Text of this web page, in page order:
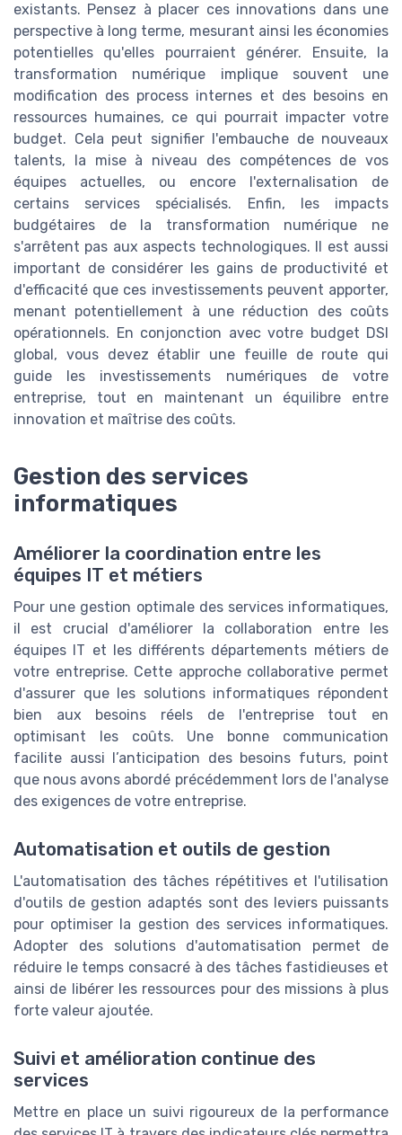
existants. Pensez à placer ces innovations dans une
perspective à long terme, mesurant ainsi les économies
potentielles qu'elles pourraient générer. Ensuite, la
transformation numérique implique souvent une
modification des process internes et des besoins en
ressources humaines, ce qui pourrait impacter votre
budget. Cela peut signifier l'embauche de nouveaux
talents, la mise à niveau des compétences de vos
équipes actuelles, ou encore l'externalisation de
certains services spécialisés. Enfin, les impacts
budgétaires de la transformation numérique ne
s'arrêtent pas aux aspects technologiques. Il est aussi
important de considérer les gains de productivité et
d'efficacité que ces investissements peuvent apporter,
menant potentiellement à une réduction des coûts
opérationnels. En conjonction avec votre budget DSI
global, vous devez établir une feuille de route qui
guide les investissements numériques de votre
entreprise, tout en maintenant un équilibre entre
innovation et maîtrise des coûts.
Gestion des services
informatiques
Améliorer la coordination entre les
équipes IT et métiers
Pour une gestion optimale des services informatiques,
il est crucial d'améliorer la collaboration entre les
équipes IT et les différents départements métiers de
votre entreprise. Cette approche collaborative permet
d'assurer que les solutions informatiques répondent
bien aux besoins réels de l'entreprise tout en
optimisant les coûts. Une bonne communication
facilite aussi l’anticipation des besoins futurs, point
que nous avons abordé précédemment lors de l'analyse
des exigences de votre entreprise.
Automatisation et outils de gestion
L'automatisation des tâches répétitives et l'utilisation
d'outils de gestion adaptés sont des leviers puissants
pour optimiser la gestion des services informatiques.
Adopter des solutions d'automatisation permet de
réduire le temps consacré à des tâches fastidieuses et
ainsi de libérer les ressources pour des missions à plus
forte valeur ajoutée.
Suivi et amélioration continue des
services
Mettre en place un suivi rigoureux de la performance